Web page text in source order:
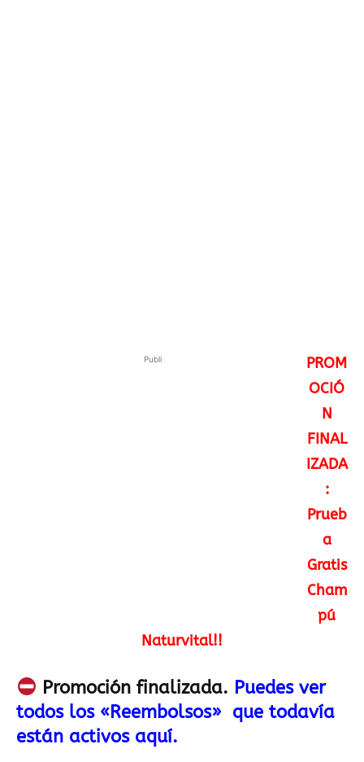
Publi
PROM
OCIÓ
N
FINAL
IZADA
:
Prueb
a
Gratis
Cham
pú
Naturvital!!
Promoción finalizada. Puedes ver
todos los «Reembolsos» que todavía
están activos aquí.